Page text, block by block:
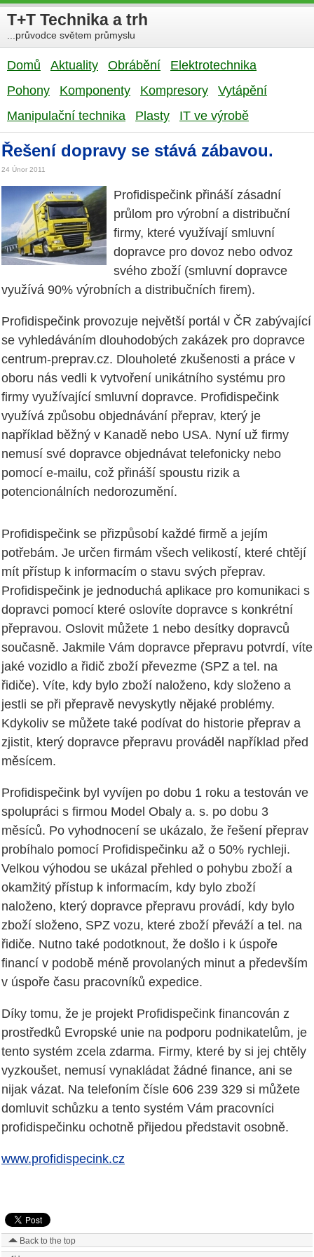
T+T Technika a trh
...průvodce světem průmyslu
Domů Aktuality Obrábění
Elektrotechnika
Pohony
Komponenty Kompresory
Vytápění
Manipulační technika
Plasty IT ve výrobě
Řešení dopravy se stává zábavou.
24 Únor 2011
Profidispečink přináší zásadní
průlom pro výrobní a distribuční
firmy, které využívají smluvní
dopravce pro dovoz nebo odvoz
svého zboží (smluvní dopravce
využívá 90% výrobních a distribučních firem).
Profidispečink provozuje největší portál v ČR zabývající
se vyhledáváním dlouhodobých zakázek pro dopravce
centrum-preprav.cz. Dlouholeté zkušenosti a práce v
oboru nás vedli k vytvoření unikátního systému pro
firmy využívající smluvní dopravce. Profidispečink
využívá způsobu objednávání přeprav, který je
například běžný v Kanadě nebo USA. Nyní už firmy
nemusí své dopravce objednávat telefonicky nebo
pomocí e-mailu, což přináší spoustu rizik a
potencionálních nedorozumění.
Profidispečink se přizpůsobí každé firmě a jejím
potřebám. Je určen firmám všech velikostí, které chtějí
mít přístup k informacím o stavu svých přeprav.
Profidispečink je jednoduchá aplikace pro komunikaci s
dopravci pomocí které oslovíte dopravce s konkrétní
přepravou. Oslovit můžete 1 nebo desítky dopravců
současně. Jakmile Vám dopravce přepravu potvrdí, víte
jaké vozidlo a řidič zboží převezme (SPZ a tel. na
řidiče). Víte, kdy bylo zboží naloženo, kdy složeno a
jestli se při přepravě nevyskytly nějaké problémy.
Kdykoliv se můžete také podívat do historie přeprav a
zjistit, který dopravce přepravu prováděl například před
měsícem.
Profidispečink byl vyvíjen po dobu 1 roku a testován ve
spolupráci s firmou Model Obaly a. s. po dobu 3
měsíců. Po vyhodnocení se ukázalo, že řešení přeprav
probíhalo pomocí Profidispečinku až o 50% rychleji.
Velkou výhodou se ukázal přehled o pohybu zboží a
okamžitý přístup k informacím, kdy bylo zboží
naloženo, který dopravce přepravu provádí, kdy bylo
zboží složeno, SPZ vozu, které zboží převáží a tel. na
řidiče. Nutno také podotknout, že došlo i k úspoře
financí v podobě méně provolaných minut a především
v úspoře času pracovníků expedice.
Díky tomu, že je projekt Profidispečink financován z
prostředků Evropské unie na podporu podnikatelům, je
tento systém zcela zdarma. Firmy, které by si jej chtěly
vyzkoušet, nemusí vynakládat žádné finance, ani se
nijak vázat. Na telefoním čísle 606 239 329 si můžete
domluvit schůzku a tento systém Vám pracovníci
profidispečinku ochotně přijedou představit osobně.
www.profidispecink.cz
Back to the top